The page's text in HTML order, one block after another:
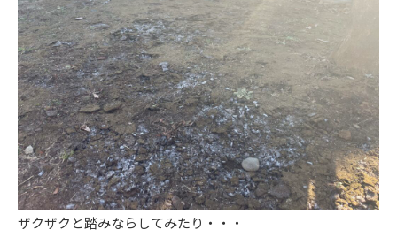
ザクザクと踏みならしてみたり・・・